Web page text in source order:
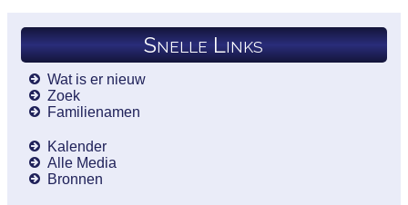
Snelle Links
Wat is er nieuw
Zoek
Familienamen
Kalender
Alle Media
Bronnen